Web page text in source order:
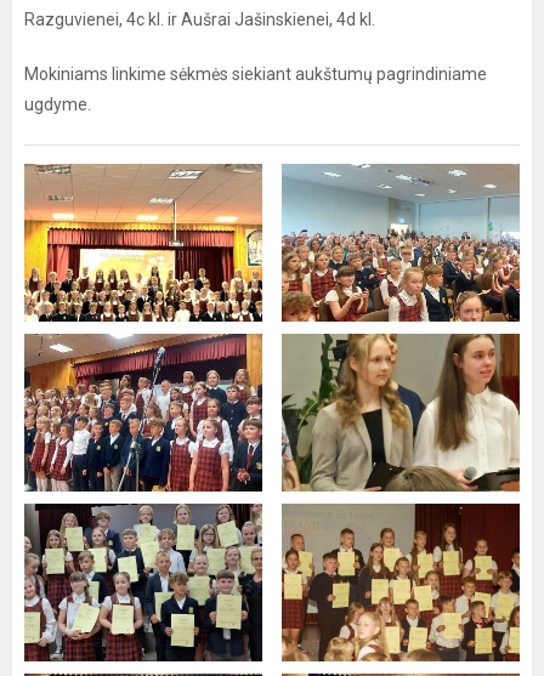
Razguvienei, 4c kl. ir Aušrai Jašinskienei, 4d kl.
Mokiniams linkime sėkmės siekiant aukštumų pagrindiniame
ugdyme.